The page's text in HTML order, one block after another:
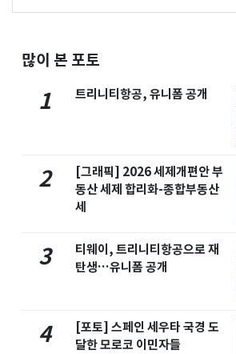
많이 본 포토
1 트리니티항공, 유니폼 공개
2
[그래픽] 2026 세제개편안 부
동산 세제 합리화-종합부동산
세
3
티웨이, 트리니티항공으로 재
탄생…유니폼 공개
4
[포토] 스페인 세우타 국경 도
달한 모로코 이민자들